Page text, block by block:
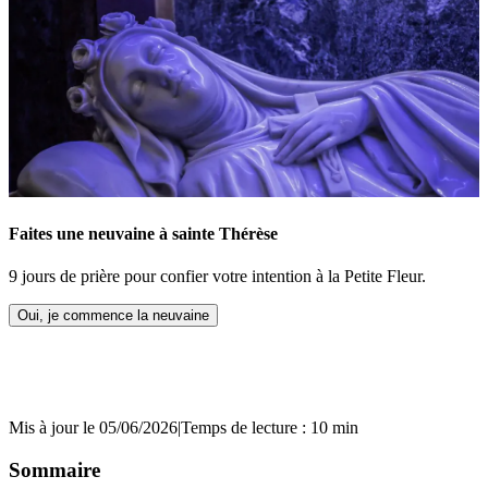
Faites une neuvaine à sainte Thérèse
9 jours de prière pour confier votre intention à la Petite Fleur.
Oui, je commence la neuvaine
Mis à jour le 05/06/2026|Temps de lecture : 10 min
Sommaire